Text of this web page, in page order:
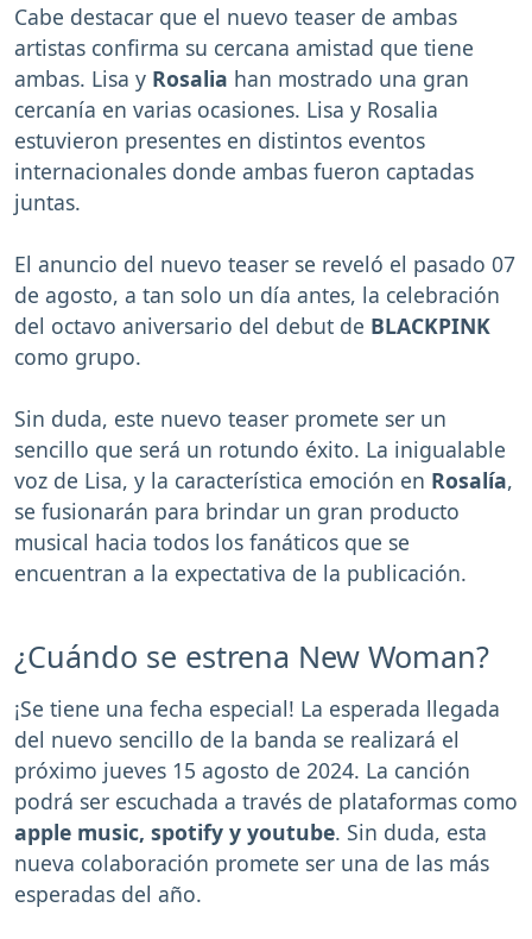
Cabe destacar que el nuevo teaser de ambas
artistas confirma su cercana amistad que tiene
ambas. Lisa y Rosalia han mostrado una gran
cercanía en varias ocasiones. Lisa y Rosalia
estuvieron presentes en distintos eventos
internacionales donde ambas fueron captadas
juntas.
El anuncio del nuevo teaser se reveló el pasado 07
de agosto, a tan solo un día antes, la celebración
del octavo aniversario del debut de BLACKPINK
como grupo.
Sin duda, este nuevo teaser promete ser un
sencillo que será un rotundo éxito. La inigualable
voz de Lisa, y la característica emoción en Rosalía,
se fusionarán para brindar un gran producto
musical hacia todos los fanáticos que se
encuentran a la expectativa de la publicación.
¿Cuándo se estrena New Woman?
¡Se tiene una fecha especial! La esperada llegada
del nuevo sencillo de la banda se realizará el
próximo jueves 15 agosto de 2024. La canción
podrá ser escuchada a través de plataformas como
apple music, spotify y youtube. Sin duda, esta
nueva colaboración promete ser una de las más
esperadas del año.